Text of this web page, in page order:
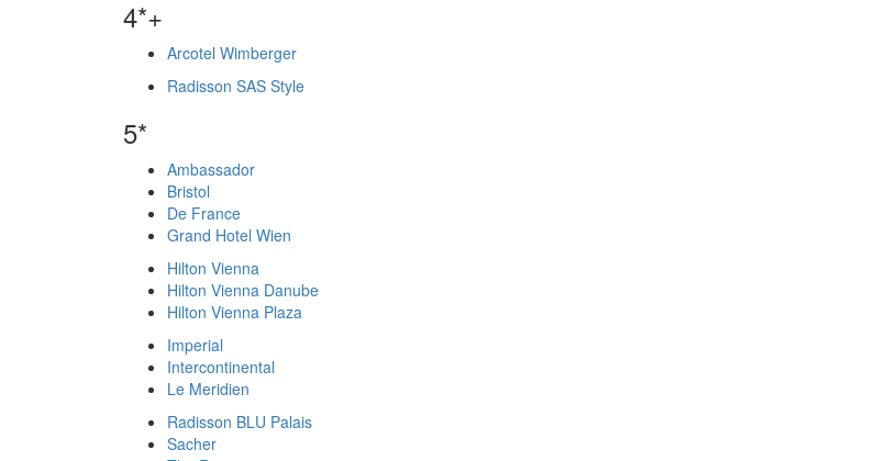
4*+
Arcotel Wimberger
Radisson SAS Style
5*
Ambassador
Bristol
De France
Grand Hotel Wien
Hilton Vienna
Hilton Vienna Danube
Hilton Vienna Plaza
Imperial
Intercontinental
Le Meridien
Radisson BLU Palais
Sacher